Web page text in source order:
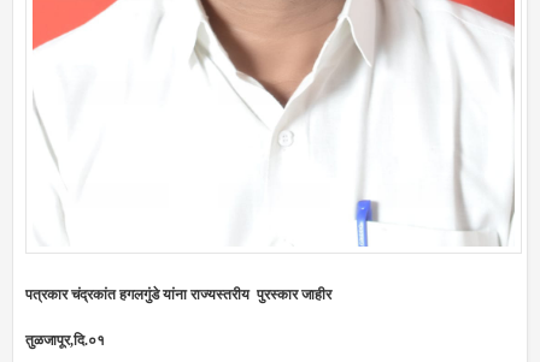
पत्रकार चंद्रकांत हगलगुंडे यांना राज्यस्तरीय पुरस्कार जाहीर
तुळजापूर,दि.०१